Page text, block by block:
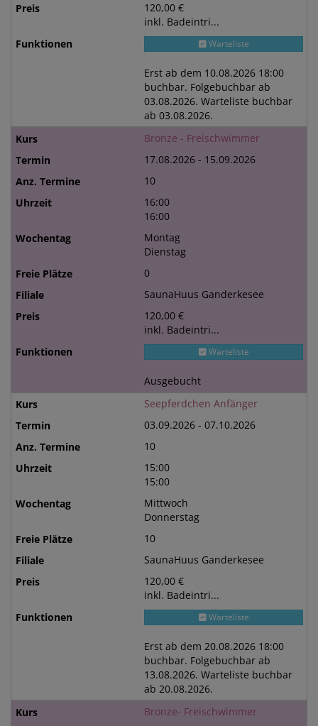
120,00 €
inkl. Badeintri...
Warteliste
Erst ab dem 10.08.2026 18:00
buchbar. Folgebuchbar ab
03.08.2026. Warteliste buchbar
ab 03.08.2026.
Bronze - Freischwimmer
17.08.2026 - 15.09.2026
10
16:00
16:00
Montag
Dienstag
0
SaunaHuus Ganderkesee
120,00 €
inkl. Badeintri...
Warteliste
Ausgebucht
Seepferdchen Anfänger
03.09.2026 - 07.10.2026
10
15:00
15:00
Mittwoch
Donnerstag
10
SaunaHuus Ganderkesee
120,00 €
inkl. Badeintri...
Warteliste
Erst ab dem 20.08.2026 18:00
buchbar. Folgebuchbar ab
13.08.2026. Warteliste buchbar
ab 20.08.2026.
Bronze- Freischwimmer